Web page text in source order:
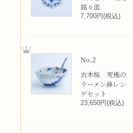
銘々皿
7,700円(税込)
No.2
古木桜 究極の
ラーメン鉢レン
ゲセット
23,650円(税込)